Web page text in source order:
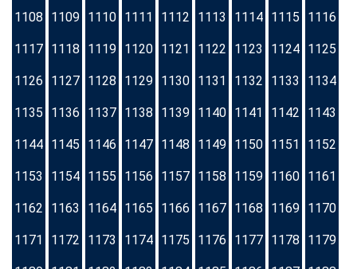
1108 1109 1110 1111 1112 1113 1114 1115 1116
1117 1118 1119 1120 1121 1122 1123 1124 1125
1126 1127 1128 1129 1130 1131 1132 1133 1134
1135 1136 1137 1138 1139 1140 1141 1142 1143
1144 1145 1146 1147 1148 1149 1150 1151 1152
1153 1154 1155 1156 1157 1158 1159 1160 1161
1162 1163 1164 1165 1166 1167 1168 1169 1170
1171 1172 1173 1174 1175 1176 1177 1178 1179